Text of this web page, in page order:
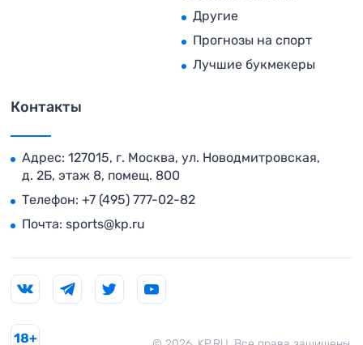
Другие
Прогнозы на спорт
Лучшие букмекеры
Контакты
Адрес: 127015, г. Москва, ул. Новодмитровская,
д. 2Б, этаж 8, помещ. 800
Телефон: +7 (495) 777-02-82
Почта: sports@kp.ru
18+